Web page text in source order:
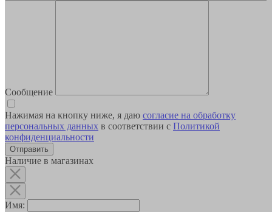
Сообщение
Нажимая на кнопку ниже, я даю согласие на обработку
персональных данных в соответствии с Политикой
конфиденциальности
Наличие в магазинах
Имя: